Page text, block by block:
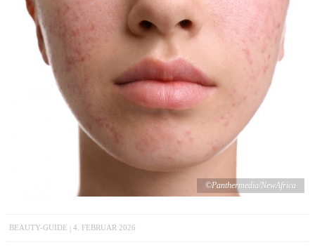
©Panthermedia/NewAfrica
BEAUTY-GUIDE 4. FEBRUAR 2026